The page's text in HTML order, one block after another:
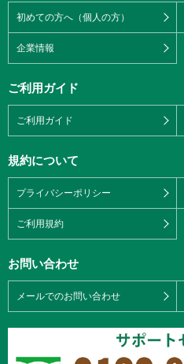
初めての方へ（個人の方）
企業情報
ご利用ガイド
ご利用ガイド
規約について
プライバシーポリシー
ご利用規約
お問い合わせ
メールでのお問い合わせ